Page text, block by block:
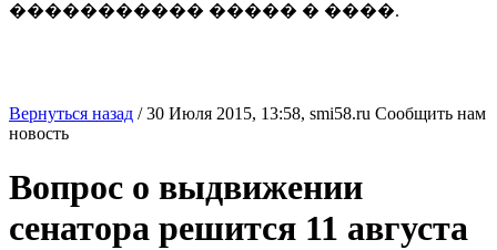
����������� ����� � ����.
Вернуться назад /30 Июля 2015, 13:58, smi58.ru Сообщить нам
новость
Вопрос о выдвижении
сенатора решится 11 августа